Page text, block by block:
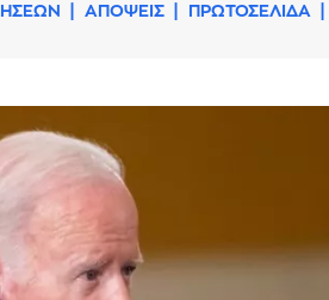
ΑΠΟΨΕΙΣ ΠΡΩΤΟΣΕΛΙΔΑ